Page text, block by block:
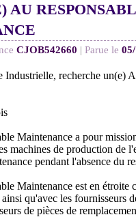
AU
CJOB542660 | Parue le
Industrielle, recherche un(e)
Maintenance a pour
machines de production de
pendant l'absence du
Maintenance est en étroite
qu'avec les fournisseurs
de pièces de